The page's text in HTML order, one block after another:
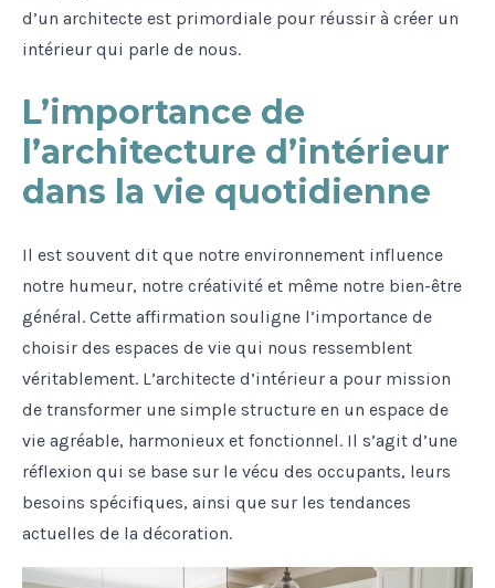
d’un architecte est primordiale pour réussir à créer un
intérieur qui parle de nous.
L’importance de
l’architecture d’intérieur
dans la vie quotidienne
Il est souvent dit que notre environnement influence
notre humeur, notre créativité et même notre bien-être
général. Cette affirmation souligne l’importance de
choisir des espaces de vie qui nous ressemblent
véritablement. L’architecte d’intérieur a pour mission
de transformer une simple structure en un espace de
vie agréable, harmonieux et fonctionnel. Il s’agit d’une
réflexion qui se base sur le vécu des occupants, leurs
besoins spécifiques, ainsi que sur les tendances
actuelles de la décoration.